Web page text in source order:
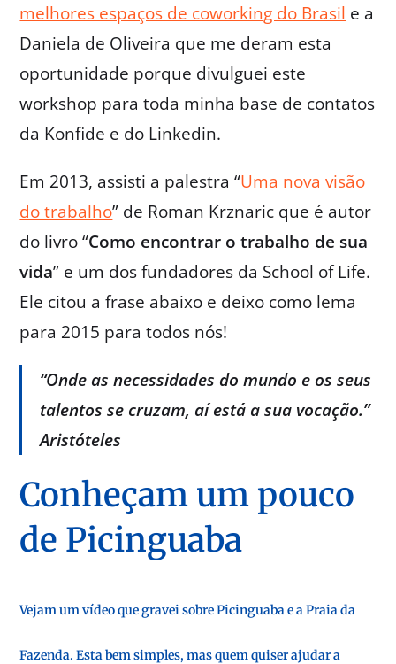
melhores espaços de coworking do Brasil e a
Daniela de Oliveira que me deram esta
oportunidade porque divulguei este
workshop para toda minha base de contatos
da Konfide e do Linkedin.
Em 2013, assisti a palestra “Uma nova visão
do trabalho” de Roman Krznaric que é autor
do livro “Como encontrar o trabalho de sua
vida” e um dos fundadores da School of Life.
Ele citou a frase abaixo e deixo como lema
para 2015 para todos nós!
“Onde as necessidades do mundo e os seus
talentos se cruzam, aí está a sua vocação.”
Aristóteles
Conheçam um pouco
de Picinguaba
Vejam um vídeo que gravei sobre Picinguaba e a Praia da
Fazenda. Esta bem simples, mas quem quiser ajudar a